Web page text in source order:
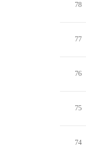
78
77
76
75
74